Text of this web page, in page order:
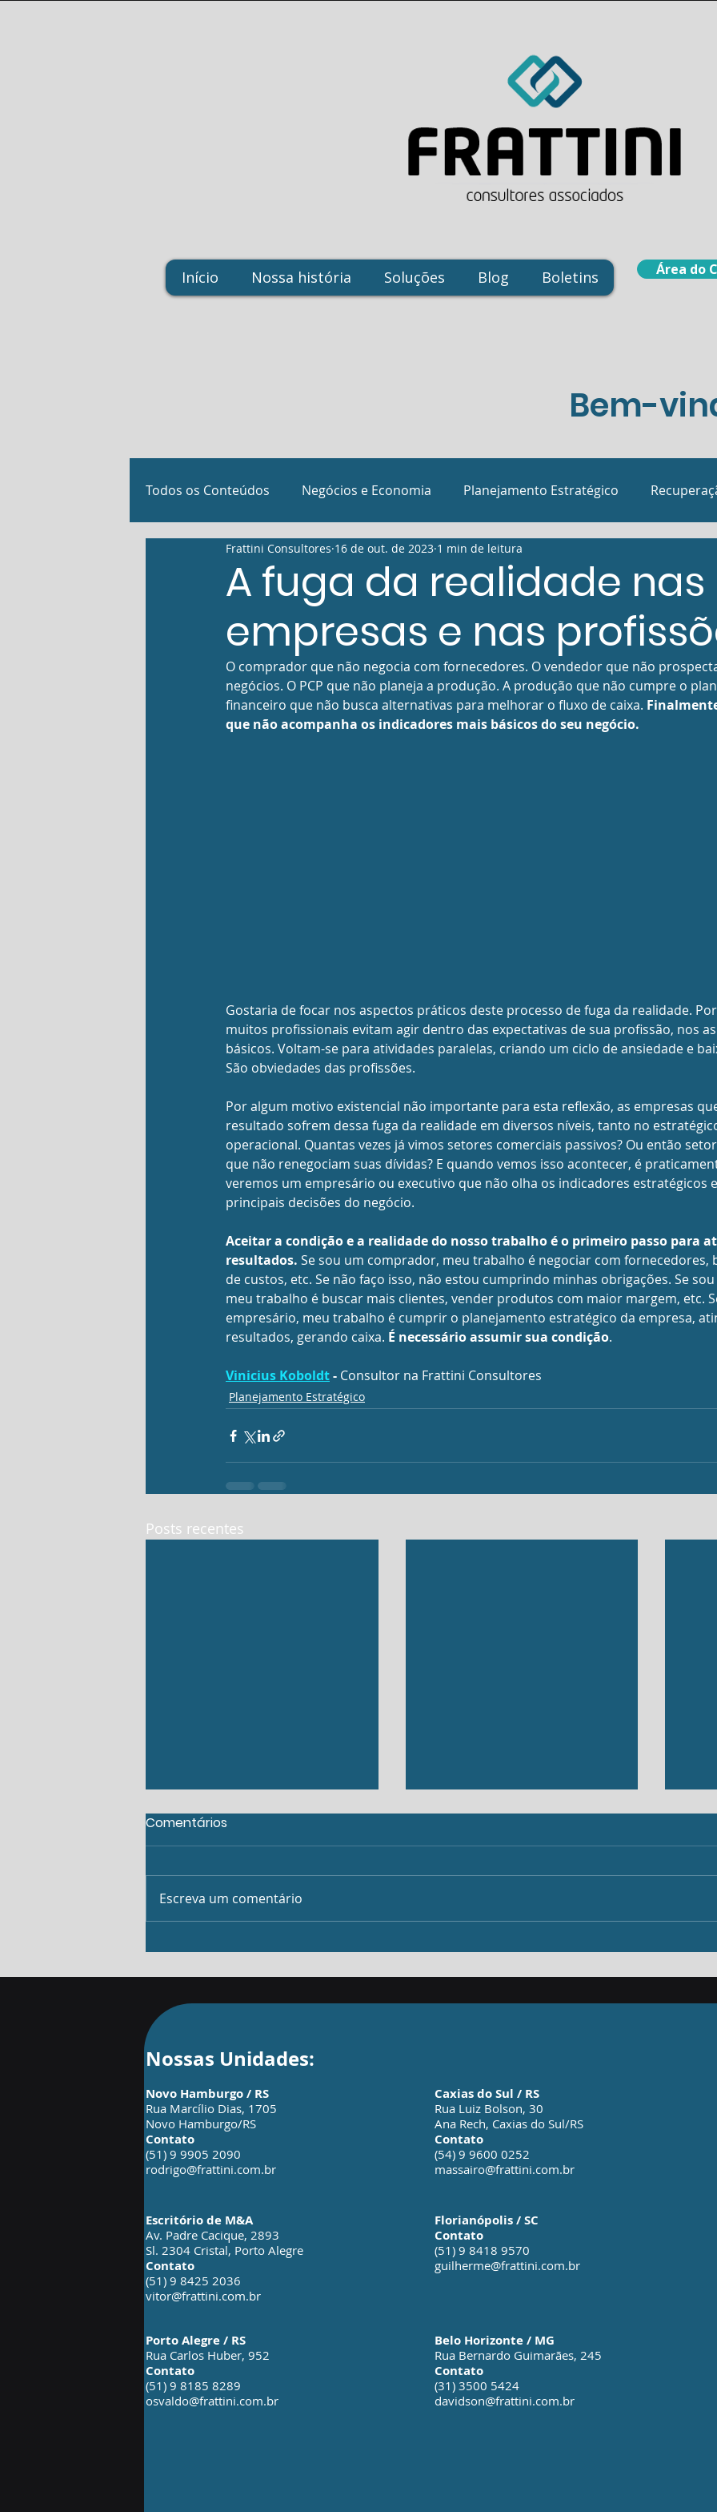
Início Nossa história Soluções Blog Boletins Área do
Bem-
Todos os Conteúdos Negócios e Economia Planejamento Estratégico
Investimentos, Fusões e Aquisições Podcast Margem de Lucro
A fuga da realidade nas
empresas e nas
Frattini Consultores 16 de out. de 2023 1 min de leitura
O comprador que não negocia com fornecedores. O vendedor que não
negócios. O PCP que não planeja a produção. A produção que não cumpre o
financeiro que não busca alternativas para melhorar o fluxo de caixa.
que não acompanha os indicadores mais básicos do seu negócio.
Gostaria de focar nos aspectos práticos deste processo de fuga da realidade.
muitos profissionais evitam agir dentro das expectativas de sua profissão, nos
básicos. Voltam-se para atividades paralelas, criando um ciclo de ansiedade e
São obviedades das profissões.
Por algum motivo existencial não importante para esta reflexão, as empresas
resultado sofrem dessa fuga da realidade em diversos níveis, tanto no
operacional. Quantas vezes já vimos setores comerciais passivos? Ou então
que não renegociam suas dívidas? E quando vemos isso acontecer, é
veremos um empresário ou executivo que não olha os indicadores estratégicos
principais decisões do negócio.
Aceitar a condição e a realidade do nosso trabalho é o primeiro passo para
resultados. Se sou um comprador, meu trabalho é negociar com fornecedores,
de custos, etc. Se não faço isso, não estou cumprindo minhas obrigações. Se
meu trabalho é buscar mais clientes, vender produtos com maior margem, etc.
empresário, meu trabalho é cumprir o planejamento estratégico da empresa,
resultados, gerando caixa. É necessário assumir sua condição.
Vinicius Koboldt - Consultor na Frattini Consultores
Planejamento Estratégico
Posts recentes
Padronização: O segredo
das empresas que
Gestão do Fluxo de Caixa:
Causas dos Desequilíbrios
Comentários
Escreva um comentário
Nossas Unidades:
Novo Hamburgo / RS
Rua Marcílio Dias, 1705
Novo Hamburgo/RS
Contato
(51) 9 9905 2090
rodrigo@frattini.com.br
Escritório de M&A
Av. Padre Cacique, 2893
Sl. 2304 Cristal, Porto Alegre
Contato
(51) 9 8425 2036
vitor@frattini.com.br
Porto Alegre / RS
Rua Carlos Huber, 952
Contato
(51) 9 8185 8289
osvaldo@frattini.com.br
Caxias do Sul / RS
Rua Luiz Bolson, 30
Ana Rech, Caxias do Sul/RS
Contato
(54) 9 9600 0252
massairo@frattini.com.br
Florianópolis / SC
Contato
(51) 9 8418 9570
guilherme@frattini.com.br
Belo Horizonte / MG
Rua Bernardo Guimarães, 245
Contato
(31) 3500 5424
davidson@frattini.com.br